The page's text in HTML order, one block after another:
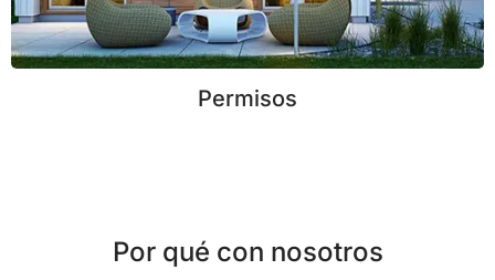
Permisos
Por qué con nosotros